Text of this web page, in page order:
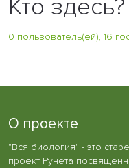
Кто здесь?
0 пользователь(ей), 16
О проекте
"Вся биология" - это
проект Рунета